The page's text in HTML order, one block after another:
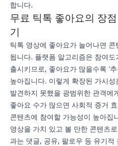
합니다.
무료 틱톡 좋아요의 장
기
틱톡 영상에 좋아요가 늘어나면
됩니다. 플랫폼 알고리즘은 참여
출시키므로, 좋아요가 많을수록 '
높아집니다. 이렇게 확장된 가시
발견하지 못했을 광범위한 관객에
좋아요 수가 많으면 사회적 증거
콘텐츠에 참여할 가능성이 높아집
영상을 가치 있고 볼 만한 콘텐츠
과는 댓글, 공유, 팔로우 등 유기적